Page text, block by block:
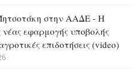
στην ΑΑΔΕ - Η
νέας εφαρμογής υποβολής
επιδοτήσεις (video)